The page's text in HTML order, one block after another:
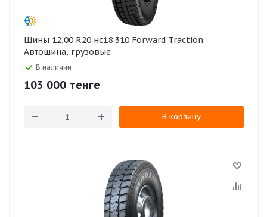
Шины 12,00 R20 нс18 310 Forward Traction
Автошина, грузовые
В наличии
103 000 тенге
В корзину